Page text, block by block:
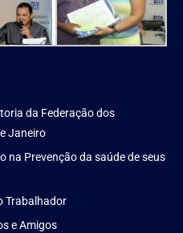
da Federação dos
Janeiro
na Prevenção da saúde de seus
Trabalhador
e Amigos